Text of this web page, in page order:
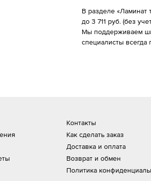
В разделе «Ламинат
до 3 711 руб. (без
Мы поддерживаем
специалисты
Контакты
Как сделать заказ
Доставка и оплата
Возврат и обмен
Политика